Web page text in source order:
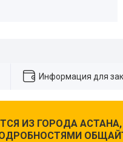
Информация для
ИЗ ГОРОДА